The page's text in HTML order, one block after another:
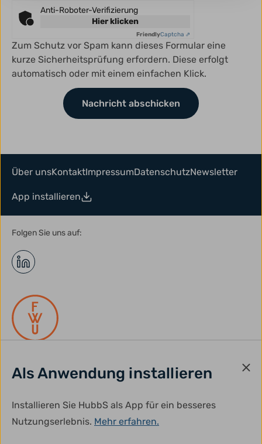
Anti-Roboter-Verifizierung
Hier klicken
FriendlyCaptcha ⇗
Zum Schutz vor Spam kann dieses Formular eine
kurze Sicherheitsprüfung erfordern. Diese erfolgt
automatisch oder mit einem einfachen Klick.
Als Anwendung installieren
Installieren Sie HubbS als App für ein besseres
Nutzungserlebnis. Mehr erfahren.
Über unsKontaktImpressumDatenschutzNewsletter
App installieren
Folgen Sie uns auf:
gefördert durch: